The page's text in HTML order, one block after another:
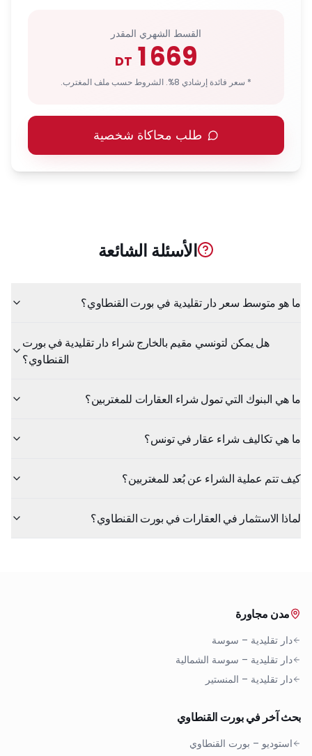
القسط الشهري المقدر
1 669
DT
* سعر فائدة إرشادي 8%. الشروط حسب ملف المغترب.
طلب محاكاة شخصية
الأسئلة الشائعة
ما هو متوسط سعر دار تقليدية في بورت القنطاوي؟
هل يمكن لتونسي مقيم بالخارج شراء دار تقليدية في بورت
القنطاوي؟
ما هي البنوك التي تمول شراء العقارات للمغتربين؟
ما هي تكاليف شراء عقار في تونس؟
كيف تتم عملية الشراء عن بُعد للمغتربين؟
لماذا الاستثمار في العقارات في بورت القنطاوي؟
مدن مجاورة
دار تقليدية – سوسة
دار تقليدية – سوسة الشمالية
دار تقليدية – المنستير
بحث آخر في بورت القنطاوي
استوديو – بورت القنطاوي